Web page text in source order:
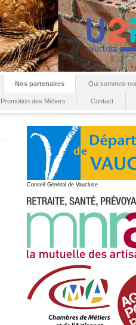
Nos partenaires Qui sommes-
Promotion des Métiers Contact
Conseil Général de Vaucluse